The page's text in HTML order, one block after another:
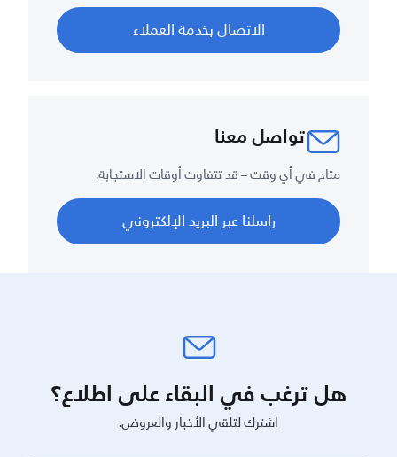
الاتصال بخدمة العملاء
تواصل معنا
متاح في أي وقت – قد تتفاوت أوقات الاستجابة.
راسلنا عبر البريد الإلكتروني
هل ترغب في البقاء على اطلاع؟
اشترك لتلقي الأخبار والعروض.